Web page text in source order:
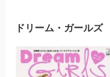
ドリーム・ガールズ